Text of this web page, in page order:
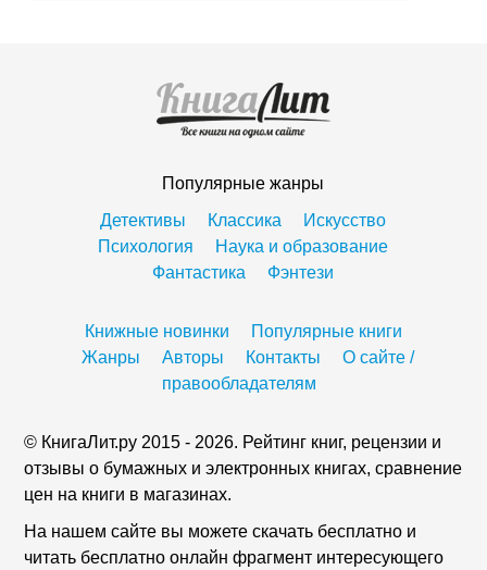
Популярные жанры
Детективы
Классика
Искусство
Психология
Наука и образование
Фантастика
Фэнтези
Книжные новинки
Популярные книги
Жанры
Авторы Контакты
О сайте /
правообладателям
© КнигаЛит.ру 2015 - 2026. Рейтинг книг, рецензии и
отзывы о бумажных и электронных книгах, сравнение
цен на книги в магазинах.
На нашем сайте вы можете скачать бесплатно и
читать бесплатно онлайн фрагмент интересующего